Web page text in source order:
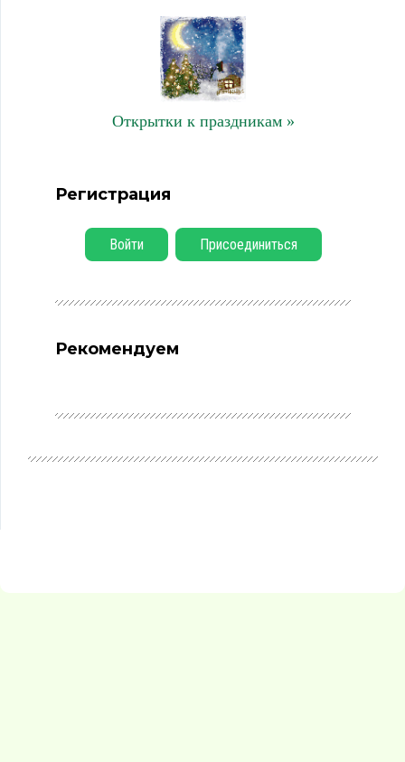
Открытки к праздникам »
Регистрация
Войти Присоединиться
Рекомендуем